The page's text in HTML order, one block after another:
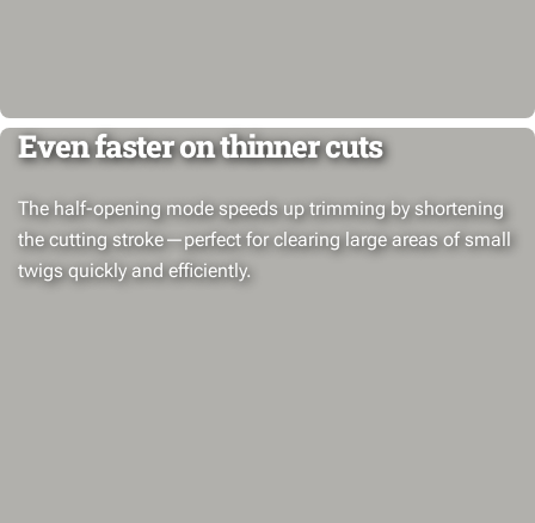
Even faster on thinner cuts
The half-opening mode speeds up trimming by shortening
the cutting stroke—perfect for clearing large areas of small
twigs quickly and efficiently.